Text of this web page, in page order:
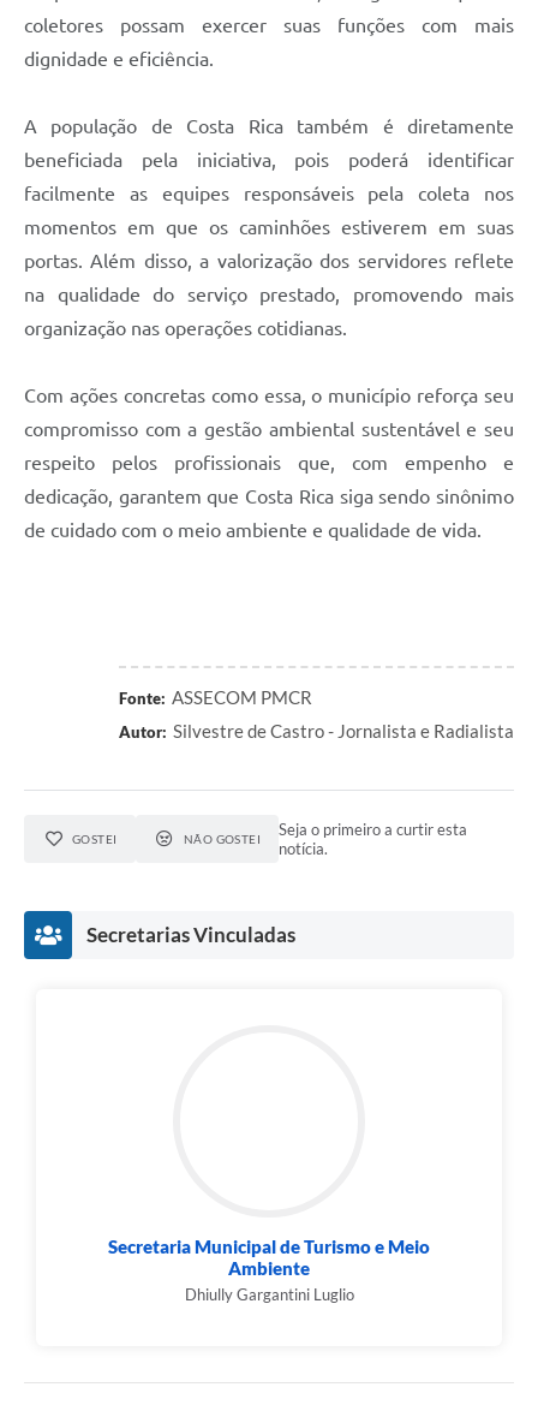
coletores possam exercer suas funções com mais
dignidade e eficiência.
A população de Costa Rica também é diretamente
beneficiada pela iniciativa, pois poderá identificar
facilmente as equipes responsáveis pela coleta nos
momentos em que os caminhões estiverem em suas
portas. Além disso, a valorização dos servidores reflete
na qualidade do serviço prestado, promovendo mais
organização nas operações cotidianas.
Com ações concretas como essa, o município reforça seu
compromisso com a gestão ambiental sustentável e seu
respeito pelos profissionais que, com empenho e
dedicação, garantem que Costa Rica siga sendo sinônimo
de cuidado com o meio ambiente e qualidade de vida.
Fonte: ASSECOM PMCR
Autor: Silvestre de Castro - Jornalista e Radialista
GOSTEI NÃO GOSTEI
Seja o primeiro a curtir esta
notícia.
Secretarias Vinculadas
Secretaria Municipal de Turismo e Meio
Ambiente
Dhiully Gargantini Luglio